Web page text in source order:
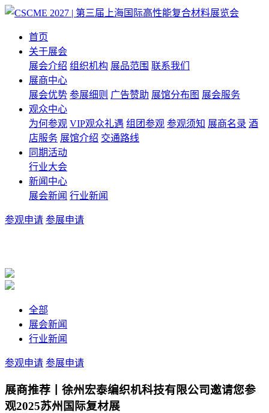
首页
关于展会
展会介绍 组织机构 展品范围 联系我们
展商中心
展会优势 参展细则 广告赞助 展馆分布图 展会服务
观众中心
为何参观 VIP观众礼遇 组团参观 参观须知 展商名录 酒
店服务 展馆介绍 交通路线
同期活动
行业大会
新闻中心
展会新闻 行业新闻
参观申请 参展申请
全部
展会新闻
行业新闻
参观申请 参展申请
展商推荐丨徐州宏泰编织机科技有限公司邀请您参
观2025苏州国际复材展